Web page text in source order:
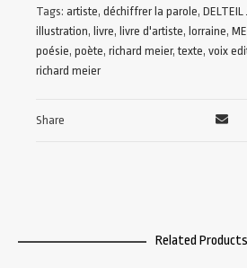
Tags: artiste, déchiffrer la parole, DELTEIL
illustration, livre, livre d'artiste, lorraine,
poésie, poète, richard meier,texte, voix
richard meier
Share
Related Products